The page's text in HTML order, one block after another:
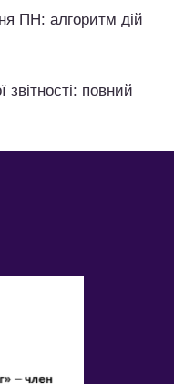
ПН: алгоритм дій
повний